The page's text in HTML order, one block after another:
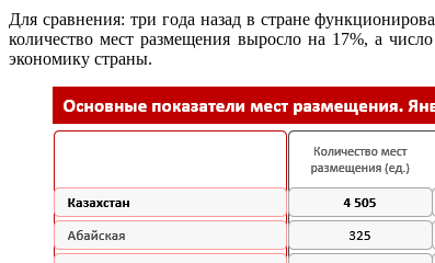
Для сравнения: три года назад в стране
количество мест размещения выросло на 17%, а
экономику страны.